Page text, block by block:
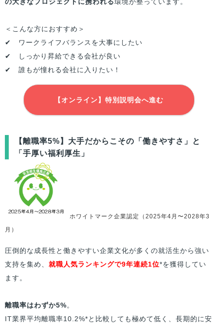
＜こんな方におすすめ＞
✔ ワークライフバランスを大事にしたい
✔ しっかり昇給できる会社が良い
✔ 誰もが憧れる会社に入りたい！
【オンライン】特別説明会へ進む
【離職率5%】大手だからこその「働きやすさ」と
「手厚い福利厚生」
ホワイトマーク企業認定（2025年4月〜2028年3
月）
圧倒的な成長性と働きやすい企業文化が多くの就活生から強い
支持を集め、 就職人気ランキングで9年連続1位*を獲得してい
ます。
離職率はわずか5%。
IT業界平均離職率10.2%*と比較しても極めて低く、長期的に安